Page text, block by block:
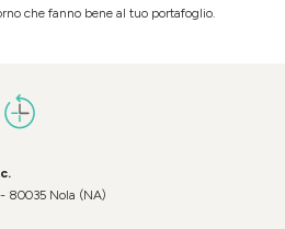
che fanno bene al tuo portafoglio.
80035 Nola (NA)